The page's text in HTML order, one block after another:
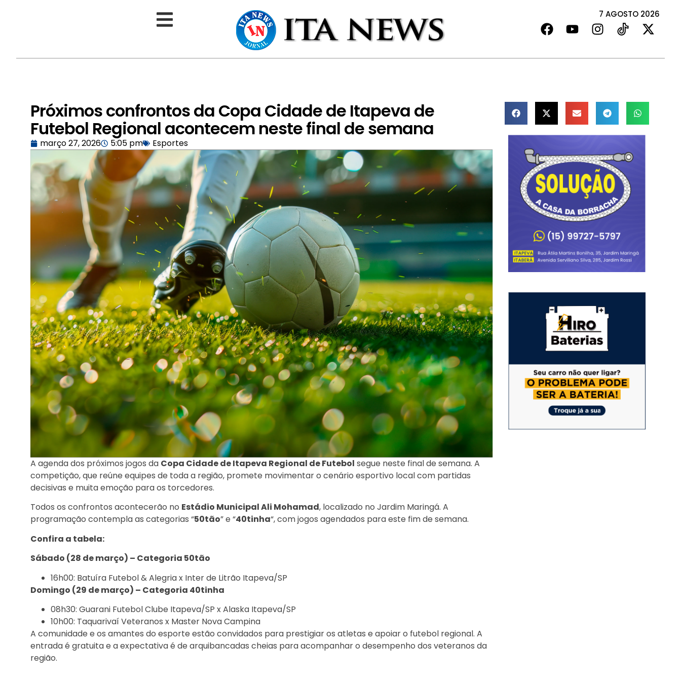
7 AGOSTO 2026
Próximos confrontos da Copa Cidade de Itapeva de
Futebol Regional acontecem neste final de semana
março 27, 2026 5:05 pm Esportes
A agenda dos próximos jogos da Copa Cidade de Itapeva Regional de Futebol segue neste final de semana. A
competição, que reúne equipes de toda a região, promete movimentar o cenário esportivo local com partidas
decisivas e muita emoção para os torcedores.
Todos os confrontos acontecerão no Estádio Municipal Ali Mohamad, localizado no Jardim Maringá. A
programação contempla as categorias “50tão” e “40tinha“, com jogos agendados para este fim de semana.
Confira a tabela:
Sábado (28 de março) – Categoria 50tão
16h00: Batuíra Futebol & Alegria x Inter de Litrão Itapeva/SP
Domingo (29 de março) – Categoria 40tinha
08h30: Guarani Futebol Clube Itapeva/SP x Alaska Itapeva/SP
10h00: Taquarivaí Veteranos x Master Nova Campina
A comunidade e os amantes do esporte estão convidados para prestigiar os atletas e apoiar o futebol regional. A
entrada é gratuita e a expectativa é de arquibancadas cheias para acompanhar o desempenho dos veteranos da
região.